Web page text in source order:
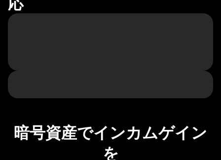
暗号資産でインカムゲイン
を